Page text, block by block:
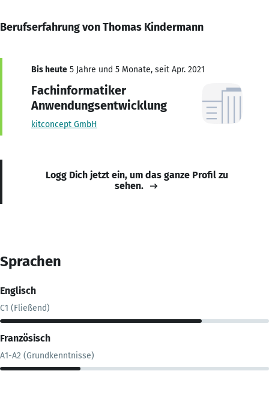
Berufserfahrung von Thomas Kindermann
Bis heute 5 Jahre und 5 Monate, seit Apr. 2021
Fachinformatiker
Anwendungsentwicklung
kitconcept GmbH
Logg Dich jetzt ein, um das ganze Profil zu
sehen.
Sprachen
Englisch
C1 (Fließend)
Französisch
A1-A2 (Grundkenntnisse)